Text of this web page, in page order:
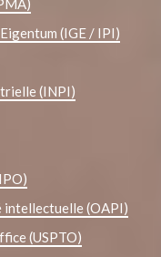
(IGE / IPI)
(INPI)
(OAPI)
(USPTO)